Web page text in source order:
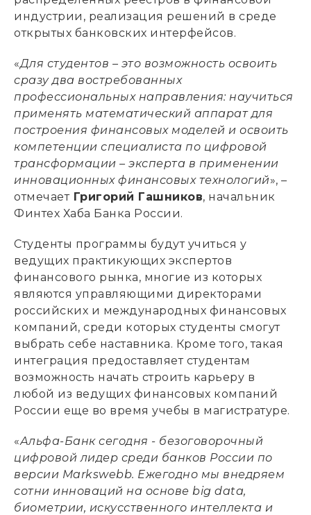
индустрии, реализация решений в среде
открытых банковских интерфейсов.
«Для студентов – это возможность освоить
сразу два востребованных
профессиональных направления: научиться
применять математический аппарат для
построения финансовых моделей и освоить
компетенции специалиста по цифровой
трансформации – эксперта в применении
инновационных финансовых технологий», –
отмечаетГригорий Гашников, начальник
Финтех Хаба Банка России.
Студенты программы будут учиться у
ведущих практикующих экспертов
финансового рынка, многие из которых
являются управляющими директорами
российских и международных финансовых
компаний, среди которых студенты смогут
выбрать себе наставника. Кроме того, такая
интеграция предоставляет студентам
возможность начать строить карьеру в
любой из ведущих финансовых компаний
России еще во время учебы в магистратуре.
«Альфа-Банк сегодня - безоговорочный
цифровой лидер среди банков России по
версии Markswebb. Ежегодно мы внедряем
сотни инноваций на основе big data,
биометрии, искусственного интеллекта и